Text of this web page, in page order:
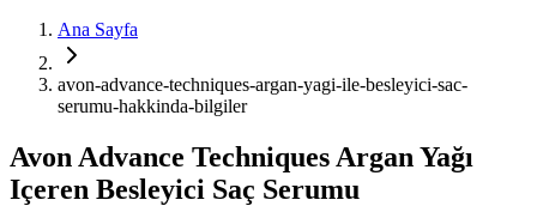
Ana Sayfa
avon-advance-techniques-argan-yagi-ile-besleyici-sac-
serumu-hakkinda-bilgiler
Avon Advance Techniques Argan Yağı
Içeren Besleyici Saç Serumu